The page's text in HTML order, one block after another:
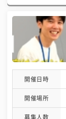
開催日時
開催場所
募集人数